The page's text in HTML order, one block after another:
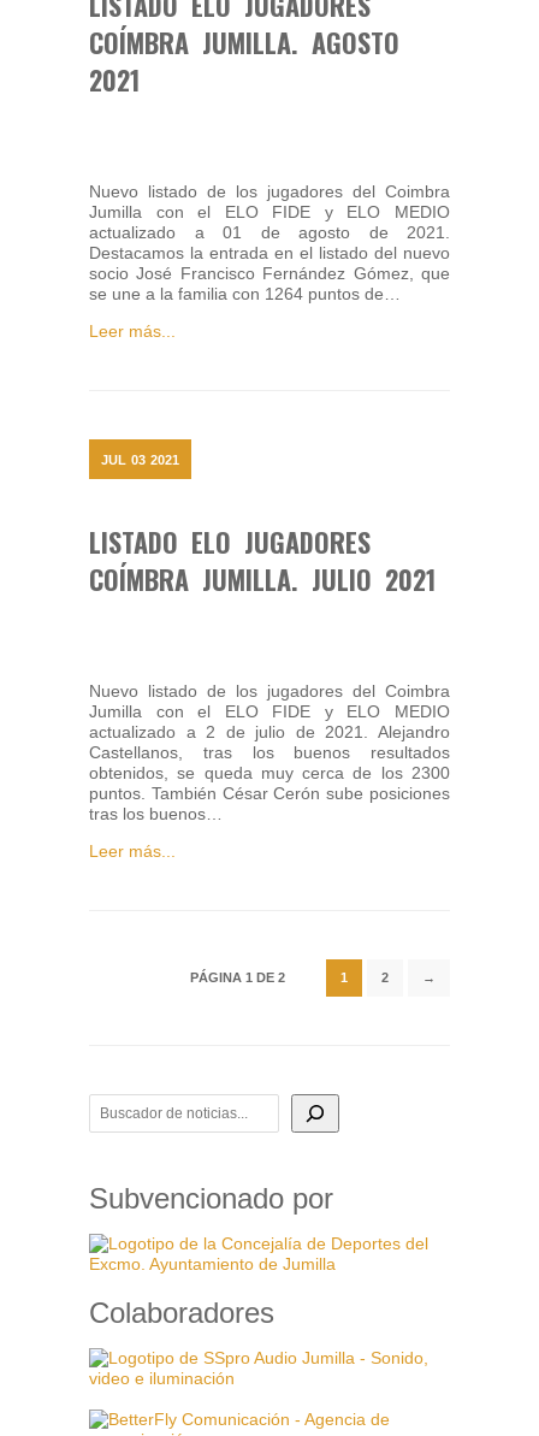
COÍMBRA JUMILLA. AGOSTO
2021
Nuevo listado de los jugadores del Coimbra
Jumilla con el ELO FIDE y ELO MEDIO
actualizado a 01 de agosto de 2021.
Destacamos la entrada en el listado del nuevo
socio José Francisco Fernández Gómez, que
se une a la familia con 1264 puntos de…
Leer más...
JUL 03 2021
LISTADO ELO JUGADORES
COÍMBRA JUMILLA. JULIO 2021
Nuevo listado de los jugadores del Coimbra
Jumilla con el ELO FIDE y ELO MEDIO
actualizado a 2 de julio de 2021. Alejandro
Castellanos, tras los buenos resultados
obtenidos, se queda muy cerca de los 2300
puntos. También César Cerón sube posiciones
tras los buenos…
Leer más...
PÁGINA 1 DE 2 1 2 →
BUSCADOR DE NOTICIAS
Subvencionado por
Colaboradores